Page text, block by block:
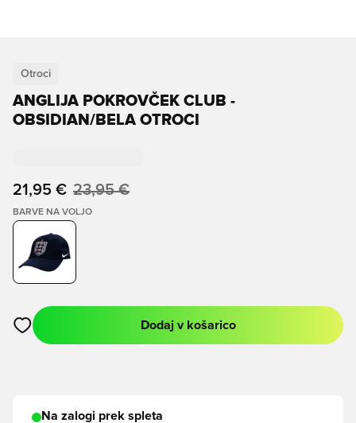
Otroci
ANGLIJA POKROVČEK CLUB -
OBSIDIAN/BELA OTROCI
21,95 € 23,95 €
BARVE NA VOLJO
Odpre Modal za prijavo ali vpis kot član
Dodaj v košarico
Na zalogi prek spleta